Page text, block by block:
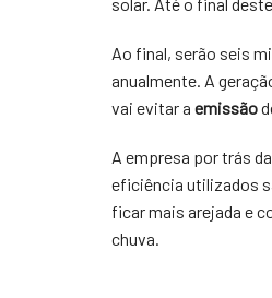
Ao final, serão seis
anualmente. A
vai evitar a emissão
A empresa por trás
eficiência utilizados
ficar mais arejada e
chuva.